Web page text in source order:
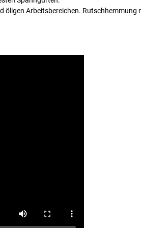
Arbeitsbereichen. Rutschhemmung